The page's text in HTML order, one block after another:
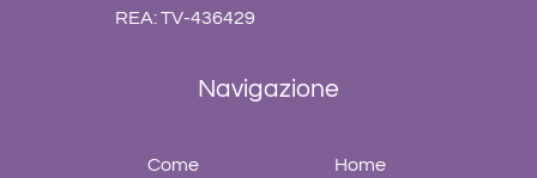
REA: TV-436429
Navigazione
Come
Home